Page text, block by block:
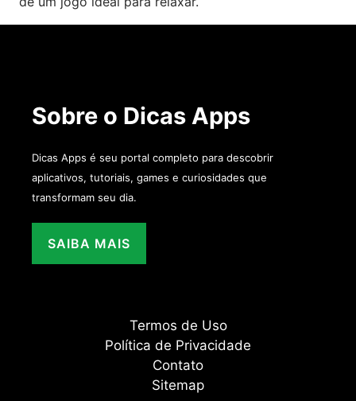
Sobre o Dicas Apps
Dicas Apps é seu portal completo para descobrir
aplicativos, tutoriais, games e curiosidades que
transformam seu dia.
SAIBA MAIS
Termos de Uso
Política de Privacidade
Contato
Sitemap